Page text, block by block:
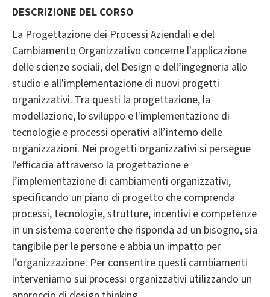
DESCRIZIONE DEL CORSO
La Progettazione dei Processi Aziendali e del
Cambiamento Organizzativo concerne l'applicazione
delle scienze sociali, del Design e dell’ingegneria allo
studio e all'implementazione di nuovi progetti
organizzativi. Tra questi la progettazione, la
modellazione, lo sviluppo e l'implementazione di
tecnologie e processi operativi all’interno delle
organizzazioni. Nei progetti organizzativi si persegue
l'efficacia attraverso la progettazione e
l’implementazione di cambiamenti organizzativi,
specificando un piano di progetto che comprenda
processi, tecnologie, strutture, incentivi e competenze
in un sistema coerente che risponda ad un bisogno, sia
tangibile per le persone e abbia un impatto per
l’organizzazione. Per consentire questi cambiamenti
interveniamo sui processi organizzativi utilizzando un